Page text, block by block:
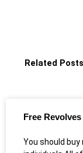
Related Posts
Free
You should